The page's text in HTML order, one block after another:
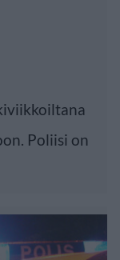
Poliisi on